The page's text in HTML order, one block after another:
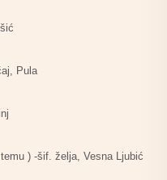
Pula
) -šif. želja, Vesna Ljubić